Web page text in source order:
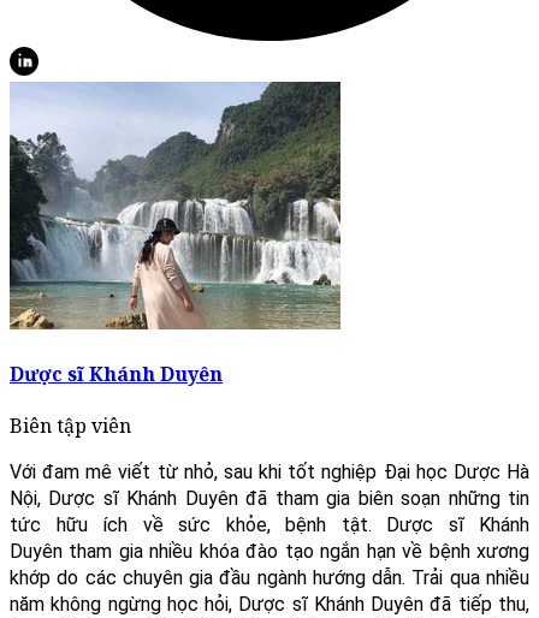
Dược sĩ Khánh Duyên
Biên tập viên
Với đam mê viết từ nhỏ, sau khi tốt nghiệp Đại học Dược Hà
Nội, Dược sĩ Khánh Duyên đã tham gia biên soạn những tin
tức hữu ích về sức khỏe, bệnh tật. Dược sĩ Khánh
Duyên tham gia nhiều khóa đào tạo ngắn hạn về bệnh xương
khớp do các chuyên gia đầu ngành hướng dẫn. Trải qua nhiều
năm không ngừng học hỏi, Dược sĩ Khánh Duyên đã tiếp thu,